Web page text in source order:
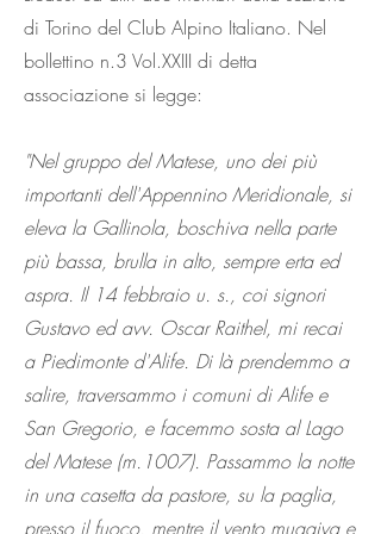
di Torino del Club Alpino Italiano. Nel
bollettino n.3 Vol.XXIII di detta
associazione si legge:
"Nel gruppo del Matese, uno dei più
importanti dell'Appennino Meridionale, si
eleva la Gallinola, boschiva nella parte
più bassa, brulla in alto, sempre erta ed
aspra. Il 14 febbraio u. s., coi signori
Gustavo ed avv. Oscar Raithel, mi recai
a Piedimonte d'Alife. Di là prendemmo a
salire, traversammo i comuni di Alife e
San Gregorio, e facemmo sosta al Lago
del Matese (m.1007). Passammo la notte
in una casetta da pastore, su la paglia,
presso il fuoco, mentre il vento muggiva e